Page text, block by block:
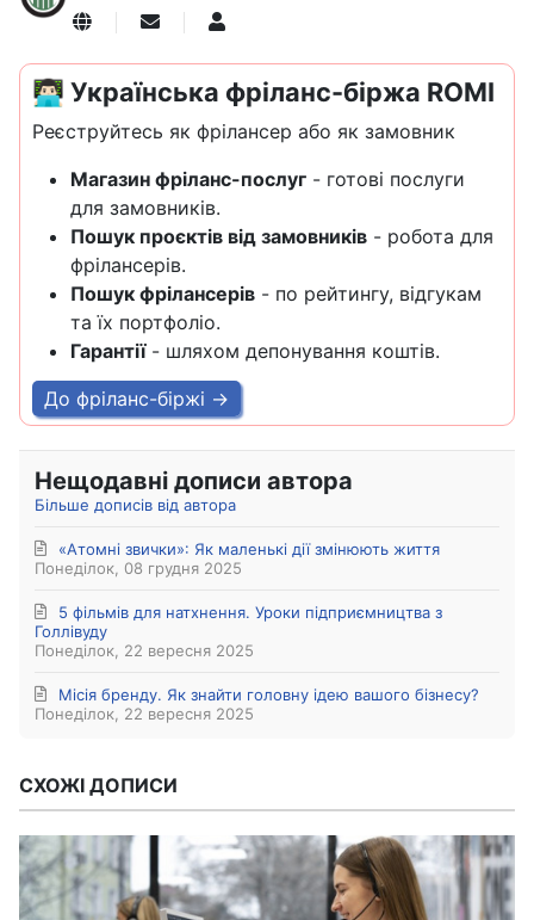
Підписатися на оновлення від автора
PerfoMax Admin
👨🏻‍💻 Українська фріланс-біржа ROMI
Реєструйтесь як фрілансер або як замовник
Магазин фріланс-послуг - готові послуги
для замовників.
Пошук проєктів від замовників - робота для
фрілансерів.
Пошук фрілансерів - по рейтингу, відгукам
та їх портфоліо.
Гарантії- шляхом депонування коштів.
До фріланс-біржі →
Нещодавні дописи автора
Більше дописів від автора
Понеділок, 08 грудня 2025
«Атомні звички»: Як маленькі дії змінюють життя
Понеділок, 22 вересня 2025
5 фільмів для натхнення. Уроки підприємництва з
Голлівуду
Понеділок, 22 вересня 2025
Місія бренду. Як знайти головну ідею вашого бізнесу?
СХОЖІ ДОПИСИ